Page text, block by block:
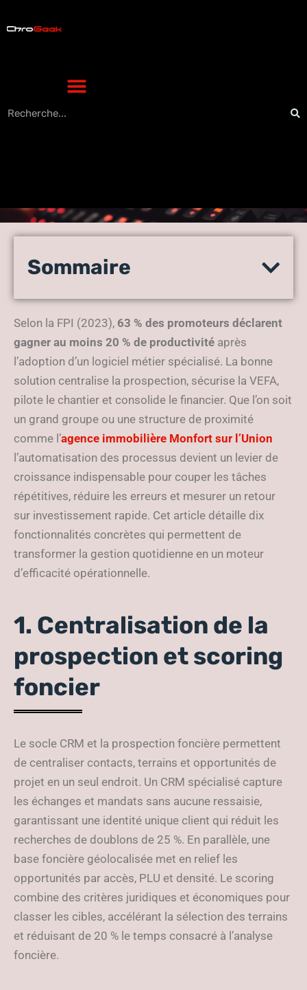
immobilier : les 10
gagner du temps
Sommaire
Selon la FPI (2023), 63 % des promoteurs déclarent
gagner au moins 20 % de productivité après
l’adoption d’un logiciel métier spécialisé. La bonne
solution centralise la prospection, sécurise la VEFA,
pilote le chantier et consolide le financier. Que l’on soit
un grand groupe ou une structure de proximité
comme l’agence immobilière Monfort sur l’Union
l’automatisation des processus devient un levier de
croissance indispensable pour couper les tâches
répétitives, réduire les erreurs et mesurer un retour
sur investissement rapide. Cet article détaille dix
fonctionnalités concrètes qui permettent de
transformer la gestion quotidienne en un moteur
d’efficacité opérationnelle.
1. Centralisation de la
prospection et scoring
foncier
Le socle CRM et la prospection foncière permettent
de centraliser contacts, terrains et opportunités de
projet en un seul endroit. Un CRM spécialisé capture
les échanges et mandats sans aucune ressaisie,
garantissant une identité unique client qui réduit les
recherches de doublons de 25 %. En parallèle, une
base foncière géolocalisée met en relief les
opportunités par accès, PLU et densité. Le scoring
combine des critères juridiques et économiques pour
classer les cibles, accélérant la sélection des terrains
et réduisant de 20 % le temps consacré à l’analyse
foncière.